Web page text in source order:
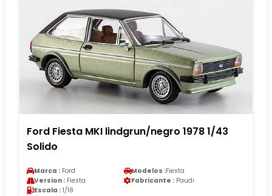
Ford Fiesta MKI lindgrun/negro 1978 1/43
Solido
Marca : Ford Modelos :Fiesta
Version : Fiesta Fabricante : Paudi
Escala : 1/18